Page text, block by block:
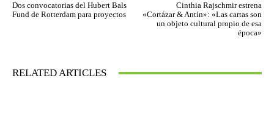
Dos convocatorias del Hubert Bals
Fund de Rotterdam para proyectos
Cinthia Rajschmir estrena
«Cortázar & Antín»: «Las cartas son
un objeto cultural propio de esa
época»
RELATED ARTICLES